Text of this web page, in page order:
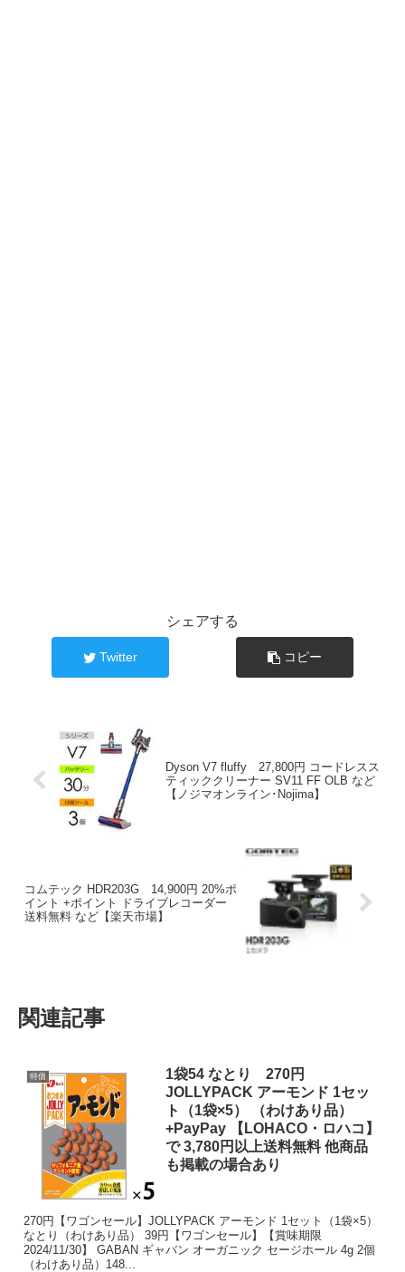
シェアする
Twitter コピー
Dyson V7 fluffy 27,800円 コードレスス
ティッククリーナー SV11 FF OLB など
【ノジマオンライン･Nojima】
コムテック HDR203G 14,900円 20%ポ
イント +ポイント ドライブレコーダー
送料無料 など【楽天市場】
関連記事
特価
1袋54 なとり 270円
JOLLYPACK アーモンド 1セッ
ト（1袋×5） （わけあり品）
+PayPay 【LOHACO・ロハコ】
で 3,780円以上送料無料 他商品
も掲載の場合あり
270円【ワゴンセール】JOLLYPACK アーモンド 1セット（1袋×5）
なとり（わけあり品） 39円【ワゴンセール】【賞味期限
2024/11/30】 GABAN ギャバン オーガニック セージホール 4g 2個
（わけあり品）148...